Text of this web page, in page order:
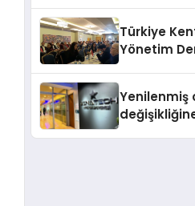
Türkiye
Yönetim
Yenilenmiş